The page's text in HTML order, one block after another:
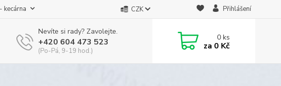
kecárna CZK Přihlášení
Nevíte si rady? Zavolejte.
+420 604 473 523
(Po-Pá, 9-19 hod.)
0ks
za 0 Kč